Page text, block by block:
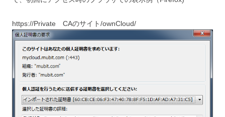
https://Private CAのサイト/ownCloud/